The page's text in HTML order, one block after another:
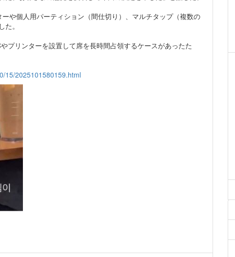
や個人用パーティション（間仕切り）、マルチタップ（複数の
。
プリンターを設置して席を長時間占領するケースがあったた
15/2025101580159.html